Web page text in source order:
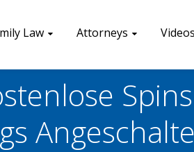
Law Attorneys Videos